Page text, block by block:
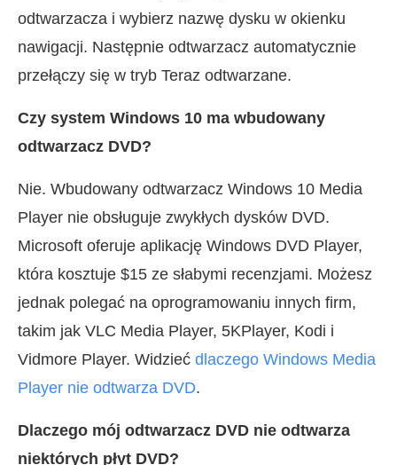
odtwarzacza i wybierz nazwę dysku w okienku
nawigacji. Następnie odtwarzacz automatycznie
przełączy się w tryb Teraz odtwarzane.
Czy system Windows 10 ma wbudowany
odtwarzacz DVD?
Nie. Wbudowany odtwarzacz Windows 10 Media
Player nie obsługuje zwykłych dysków DVD.
Microsoft oferuje aplikację Windows DVD Player,
która kosztuje $15 ze słabymi recenzjami. Możesz
jednak polegać na oprogramowaniu innych firm,
takim jak VLC Media Player, 5KPlayer, Kodi i
Vidmore Player. Widzieć dlaczego Windows Media
Player nie odtwarza DVD.
Dlaczego mój odtwarzacz DVD nie odtwarza
niektórych płyt DVD?